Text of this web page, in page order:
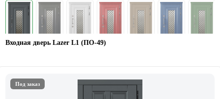
Входная дверь Lazer L1 (ПО-49)
Под заказ